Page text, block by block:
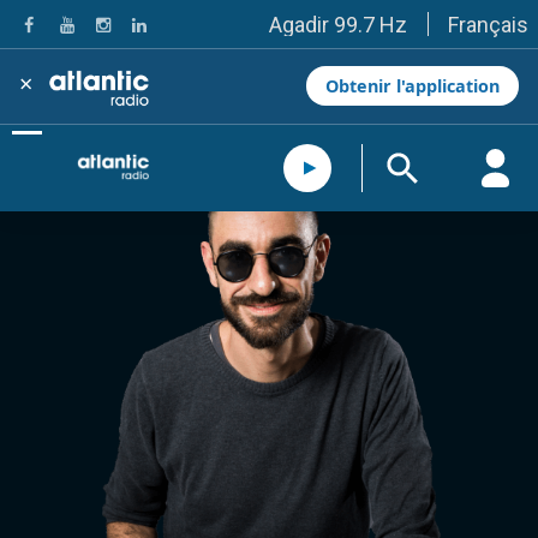
Agadir 99.7 Hz
Tanger 103.3 Hz
Tétouan 87.8 Hz
Fès 98.8 Hz
Meknès 97.2 Hz
El Jadida 97.3
Settat 104,6
Essaouira 96.6
Safi 92.3
Taza 103.0
Taounate 95.6
Tiznit 103.1
SkhourRhamna 92.2
Taroudant 104.9
Guelmim 91.9
Tan-Tan 95.2
Tafraout 104.9
Casablanca 92.5 Hz
Rabat, Salé 106.9 Hz
Marrakech 90.5 Hz
Français
× Obtenir l'application